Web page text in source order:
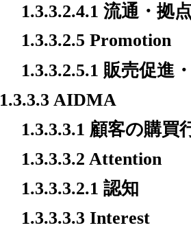
1.3.3.2.4.1 流通・拠
1.3.3.2.5 Promotion
1.3.3.2.5.1 販売促進
1.3.3.3 AIDMA
1.3.3.3.1 顧客の購買
1.3.3.3.2 Attention
1.3.3.3.2.1 認知
1.3.3.3.3 Interest